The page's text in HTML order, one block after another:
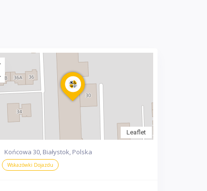
Leaflet
Końcowa 30, Białystok, Polska
Wskazówki Dojazdu